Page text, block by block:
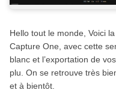
Hello tout le monde, Voici
Capture One, avec cette
blanc et l’exportation de
plu. On se retrouve très
et à bientôt.